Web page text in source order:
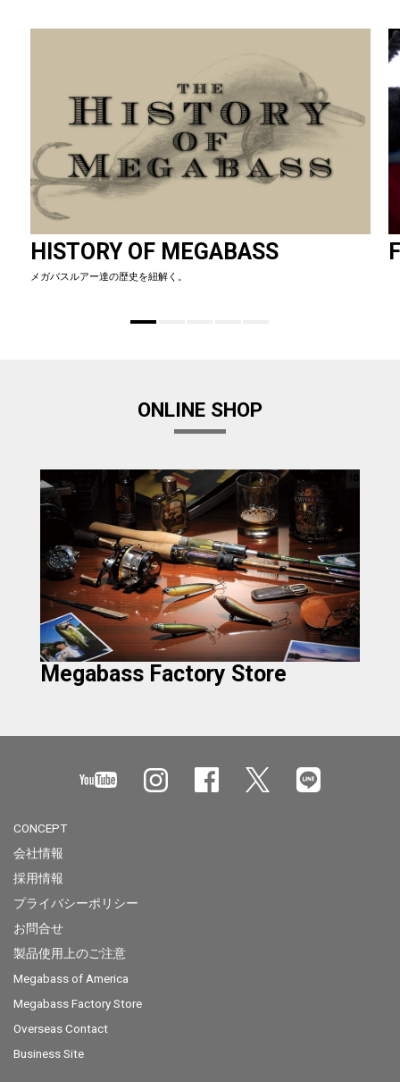
HISTORY OF MEGABASS
メガバスルアー達の歴史を紐解く。
ONLINE SHOP
Megabass Factory Store
CONCEPT
会社情報
採用情報
プライバシーポリシー
お問合せ
製品使用上のご注意
Megabass of America
Megabass Factory Store
Overseas Contact
Business Site